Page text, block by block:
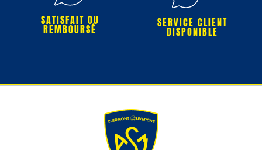
SATISFAIT OU
REMBOURSÉ SERVICE CLIENT
DISPONIBLE